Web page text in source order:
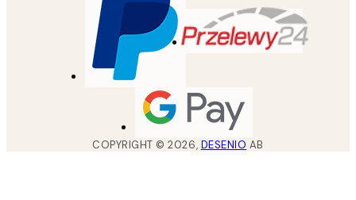
COPYRIGHT ©2026, DESENIO AB